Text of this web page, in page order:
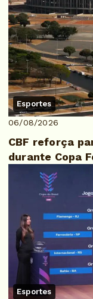
Esportes
06/08/2026
CBF reforça
durante Copa
Esportes